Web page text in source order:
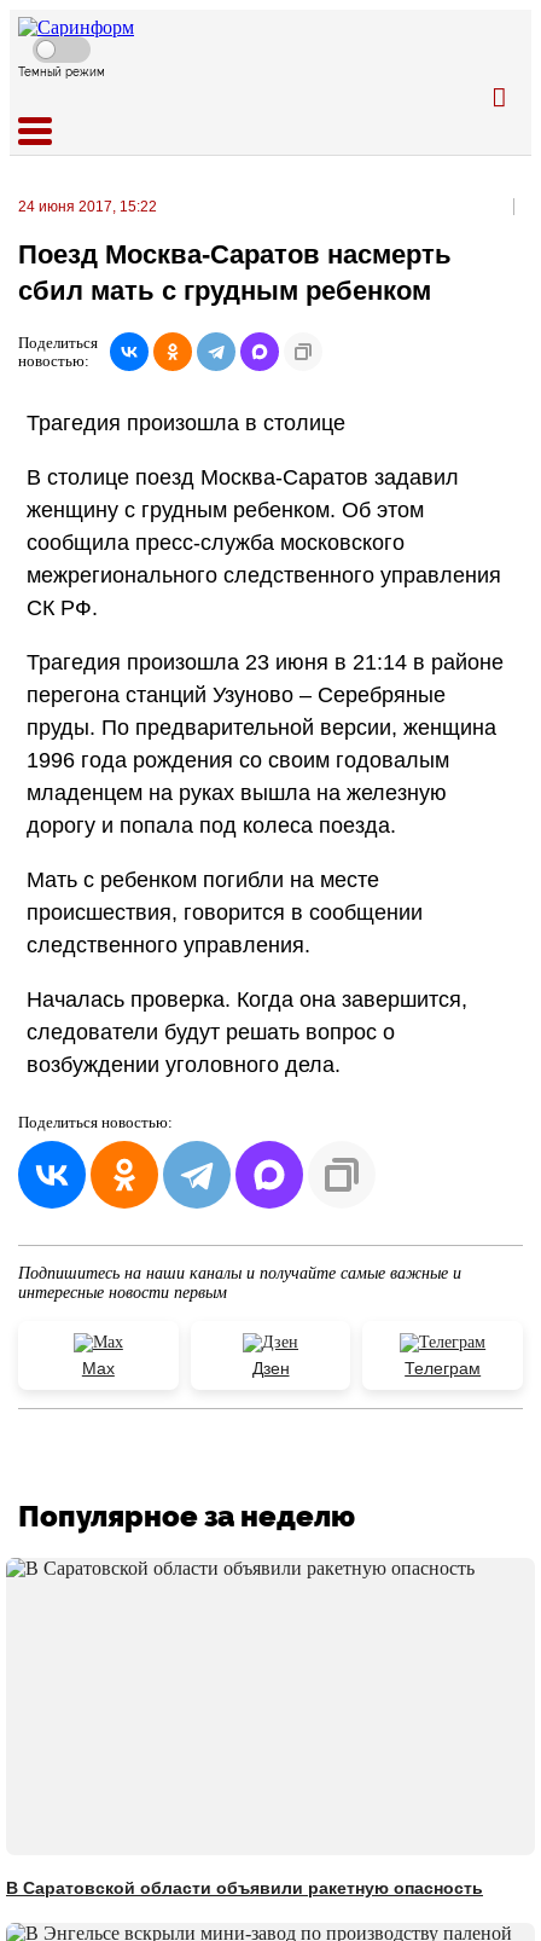
Темный режим
24 июня 2017, 15:22
Поезд Москва-Саратов насмерть
сбил мать с грудным ребенком
Поделиться
новостью:
Трагедия произошла в столице
В столице поезд Москва-Саратов задавил
женщину с грудным ребенком. Об этом
сообщила пресс-служба московского
межрегионального следственного управления
СК РФ.
Трагедия произошла 23 июня в 21:14 в районе
перегона станций Узуново – Серебряные
пруды. По предварительной версии, женщина
1996 года рождения со своим годовалым
младенцем на руках вышла на железную
дорогу и попала под колеса поезда.
Мать с ребенком погибли на месте
происшествия, говорится в сообщении
следственного управления.
Началась проверка. Когда она завершится,
следователи будут решать вопрос о
возбуждении уголовного дела.
Поделиться новостью:
Подпишитесь на наши каналы и получайте самые важные и
интересные новости первым
Max Дзен Телеграм
Популярное за неделю
В Саратовской области объявили ракетную опасность